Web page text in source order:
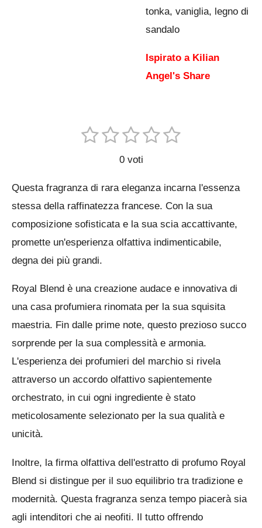
tonka, vaniglia, legno di
sandalo
Ispirato a Kilian
Angel's Share
u
t
a
z
i
e
1
e
l
l
a
2
e
l
l
e
3
s
e
l
l
e
4
s
e
l
l
e
5
e
l
l
e
i
l
u
o
o
0 voti
Questa fragranza di rara eleganza incarna l'essenza
stessa della raffinatezza francese. Con la sua
composizione sofisticata e la sua scia accattivante,
promette un'esperienza olfattiva indimenticabile,
degna dei più grandi.
Royal Blend è una creazione audace e innovativa di
una casa profumiera rinomata per la sua squisita
maestria. Fin dalle prime note, questo prezioso succo
sorprende per la sua complessità e armonia.
L'esperienza dei profumieri del marchio si rivela
attraverso un accordo olfattivo sapientemente
orchestrato, in cui ogni ingrediente è stato
meticolosamente selezionato per la sua qualità e
unicità.
Inoltre, la firma olfattiva dell'estratto di profumo Royal
Blend si distingue per il suo equilibrio tra tradizione e
modernità. Questa fragranza senza tempo piacerà sia
agli intenditori che ai neofiti. Il tutto offrendo